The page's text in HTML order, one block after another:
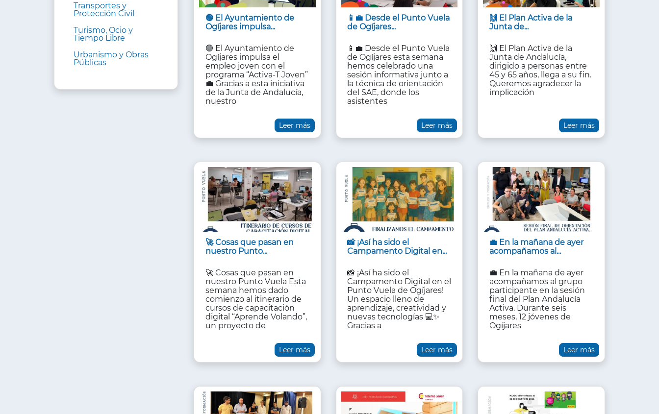
Transportes y
Protección Civil
Turismo, Ocio y
Tiempo Libre
Urbanismo y Obras
Públicas
🟢 El Ayuntamiento de
Ogíjares impulsa...
🟢 El Ayuntamiento de
Ogíjares impulsa el
empleo joven con el
programa “Activa-T Joven”
💼 Gracias a esta iniciativa
de la Junta de Andalucía,
nuestro
Leer más
📱💼 Desde el Punto Vuela
de Ogíjares...
📱💼 Desde el Punto Vuela
de Ogíjares esta semana
hemos celebrado una
sesión informativa junto a
la técnica de orientación
del SAE, donde los
asistentes
Leer más
🙌 El Plan Activa de la
Junta de...
🙌 El Plan Activa de la
Junta de Andalucía,
dirigido a personas entre
45 y 65 años, llega a su fin.
Queremos agradecer la
implicación
Leer más
🚀 Cosas que pasan en
nuestro Punto...
🚀 Cosas que pasan en
nuestro Punto Vuela Esta
semana hemos dado
comienzo al itinerario de
cursos de capacitación
digital “Aprende Volando”,
un proyecto de
Leer más
📸 ¡Así ha sido el
Campamento Digital en...
📸 ¡Así ha sido el
Campamento Digital en el
Punto Vuela de Ogíjares!
Un espacio lleno de
aprendizaje, creatividad y
nuevas tecnologías 💻✨
Gracias a
Leer más
💼 En la mañana de ayer
acompañamos al...
💼 En la mañana de ayer
acompañamos al grupo
participante en la sesión
final del Plan Andalucía
Activa. Durante seis
meses, 12 jóvenes de
Ogíjares
Leer más